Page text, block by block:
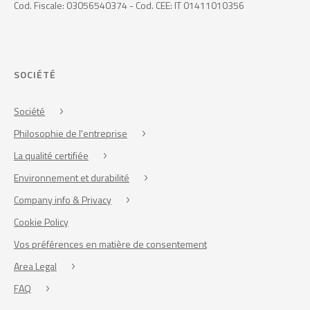
Cod. Fiscale: 03056540374 - Cod. CEE: IT 01411010356
SOCIÉTÉ
Société
Philosophie de l'entreprise
La qualité certifiée
Environnement et durabilité
Company info & Privacy
Cookie Policy
Vos préférences en matière de consentement
Area Legal
FAQ